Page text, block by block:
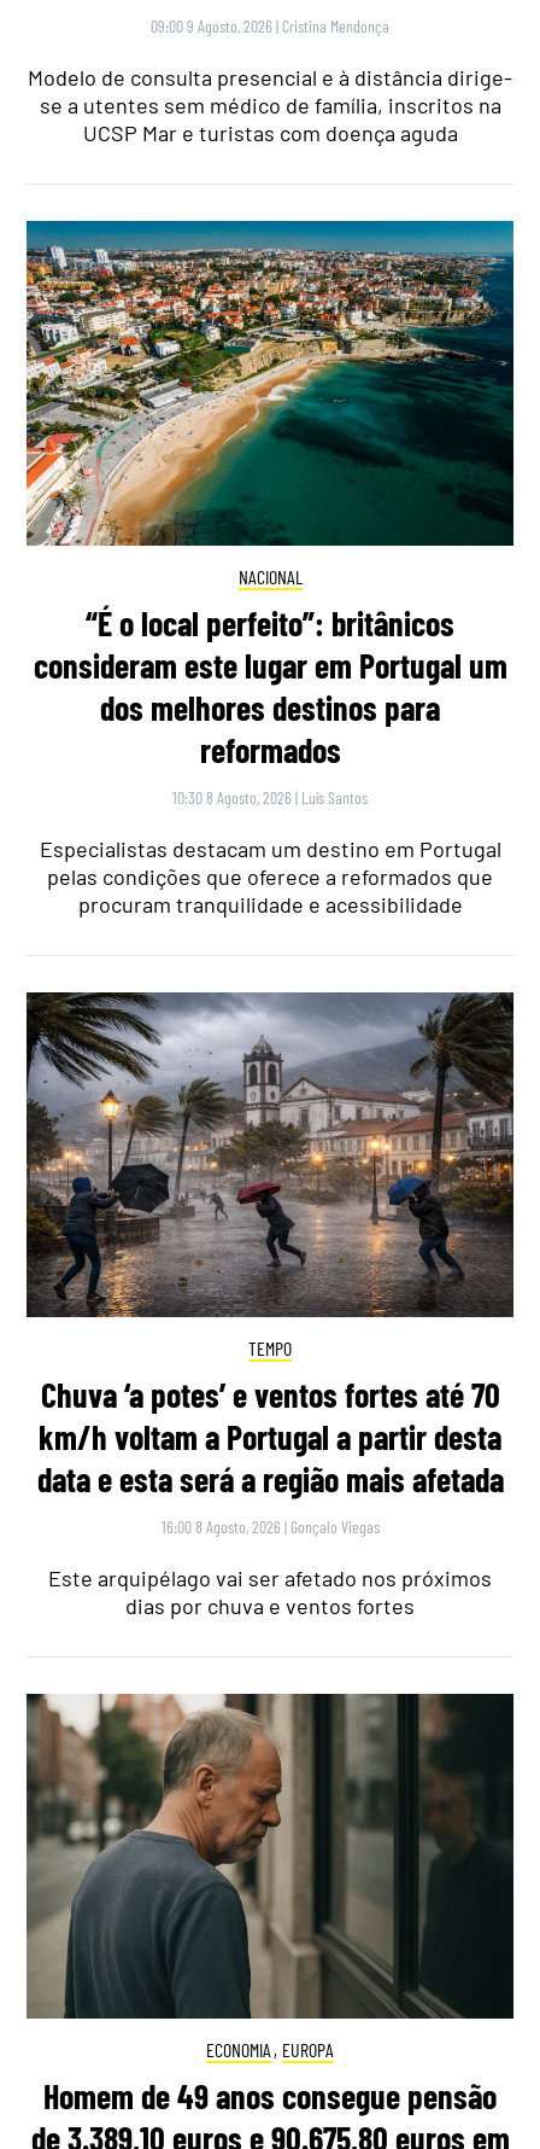
09:00 9 Agosto, 2026 | Cristina Mendonça
Modelo de consulta presencial e à distância dirige-
se a utentes sem médico de família, inscritos na
UCSP Mar e turistas com doença aguda
NACIONAL
“É o local perfeito”: britânicos
consideram este lugar em Portugal um
dos melhores destinos para
reformados
10:30 8 Agosto, 2026 | Luís Santos
Especialistas destacam um destino em Portugal
pelas condições que oferece a reformados que
procuram tranquilidade e acessibilidade
TEMPO
Chuva ‘a potes’ e ventos fortes até 70
km/h voltam a Portugal a partir desta
data e esta será a região mais afetada
16:00 8 Agosto, 2026 | Gonçalo Viegas
Este arquipélago vai ser afetado nos próximos
dias por chuva e ventos fortes
ECONOMIA , EUROPA
Homem de 49 anos consegue pensão
de 3.389,10 euros e 90.675,80 euros em